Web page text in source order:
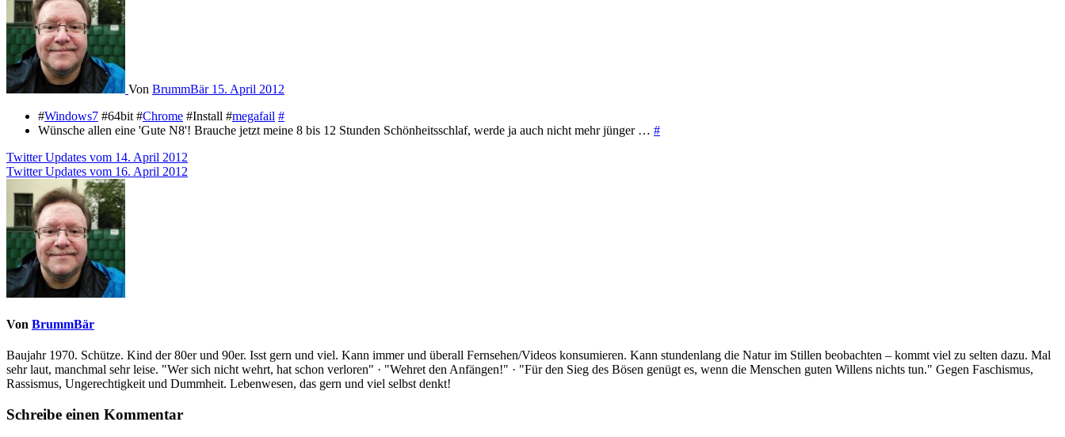
Von BrummBär 15. April 2012
#Windows7 #64bit #Chrome #Install #megafail #
Wünsche allen eine 'Gute N8'! Brauche jetzt meine 8 bis 12 Stunden Schönheitsschlaf, werde ja auch nicht mehr jünger … #
Beitragsnavigation
Twitter Updates vom 14. April 2012
Twitter Updates vom 16. April 2012
Von BrummBär
Baujahr 1970. Schütze. Kind der 80er und 90er. Isst gern und viel. Kann immer und überall Fernsehen/Videos konsumieren. Kann stundenlang die Natur im Stillen beobachten – kommt viel zu selten dazu. Mal
sehr laut, manchmal sehr leise. "Wer sich nicht wehrt, hat schon verloren" · "Wehret den Anfängen!" · "Für den Sieg des Bösen genügt es, wenn die Menschen guten Willens nichts tun." Gegen Faschismus,
Rassismus, Ungerechtigkeit und Dummheit. Lebenwesen, das gern und viel selbst denkt!
Schreibe einen Kommentar